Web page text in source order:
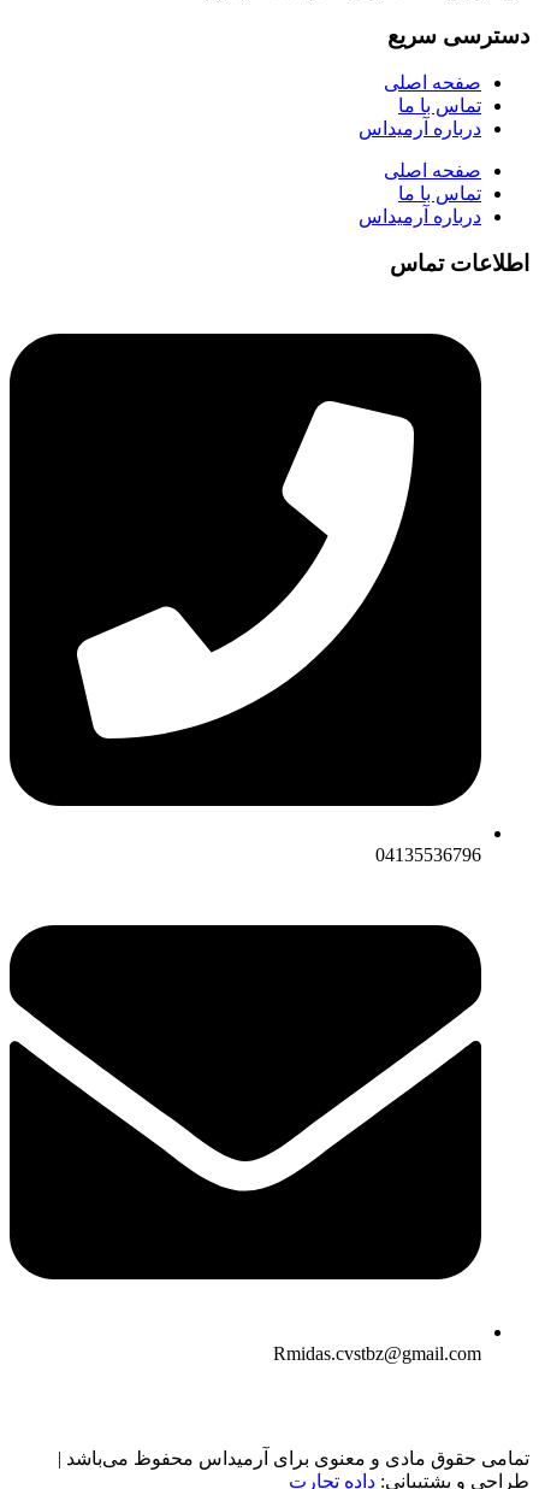
دسترسی سریع
صفحه اصلی
تماس با ما
درباره آرمیداس
صفحه اصلی
تماس با ما
درباره آرمیداس
اطلاعات تماس
04135536796
Rmidas.cvstbz@gmail.com
تمامی حقوق مادی و معنوی برای آرمیداس محفوظ می‌باشد |
طراحی و پشتیبانی: داده تجارت